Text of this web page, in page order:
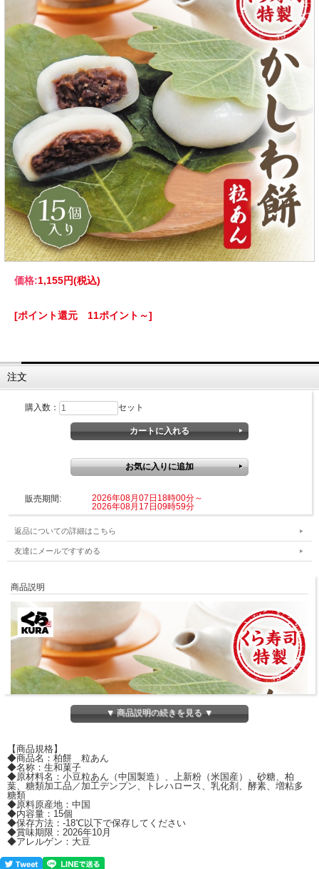
価格:1,155円(税込)
[ポイント還元 11ポイント～]
注文
購入数： セット
販売期間:
2026年08月07日18時00分～
2026年08月17日09時59分
返品についての詳細はこちら
友達にメールですすめる
商品説明
▼ 商品説明の続きを見る ▼
【商品規格】
◆商品名：柏餅 粒あん
◆名称：生和菓子
◆原材料名：小豆粒あん（中国製造）、上新粉（米国産）、砂糖、柏
葉、糖類加工品／加工デンプン、トレハロース、乳化剤、酵素、増粘多
糖類
◆原料原産地：中国
◆内容量：15個
◆保存方法：‐18℃以下で保存してください
◆賞味期限：2026年10月
◆アレルゲン：大豆